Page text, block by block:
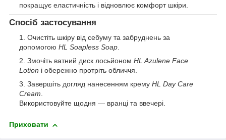
покращує еластичність і відновлює комфорт шкіри.
Спосіб застосування
Очистіть шкіру від себуму та забруднень за
допомогою HL Soapless Soap.
Змочіть ватний диск лосьйоном HL Azulene Face
Lotion і обережно протріть обличчя.
Завершіть догляд нанесенням крему HL Day Care
Cream.
Використовуйте щодня — вранці та ввечері.
Приховати